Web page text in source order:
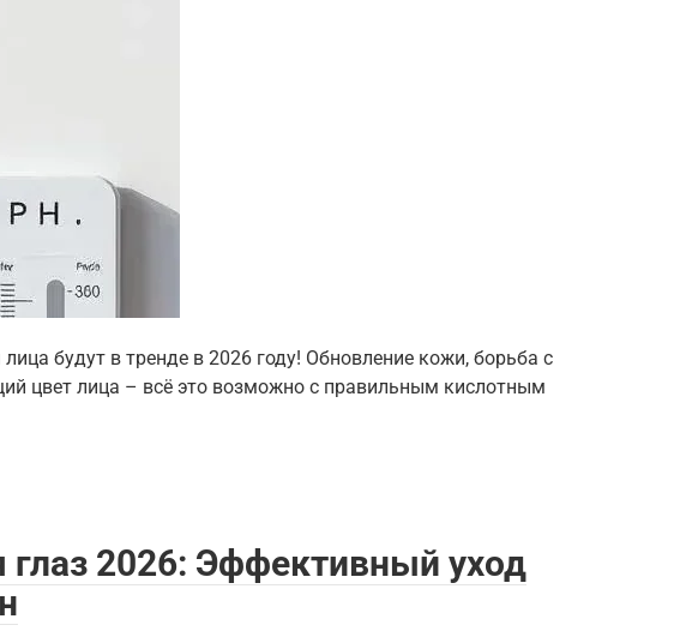
будут в тренде в 2026 году! Обновление кожи, борьба с
цвет лица – всё это возможно с правильным кислотным
глаз 2026: Эффективный уход